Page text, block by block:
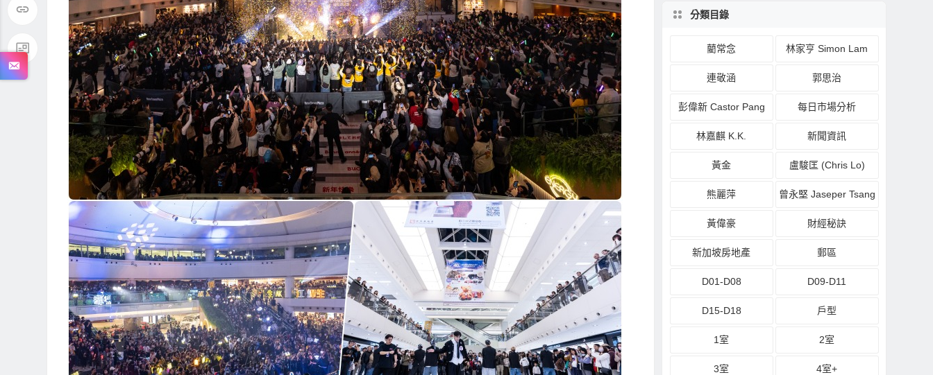
分類目錄
藺常念 林家亨 Simon Lam
連敬涵 郭思治
彭偉新 Castor Pang 每日市場分析
林嘉麒 K.K. 新聞資訊
黃金 盧駿匡 (Chris Lo)
熊麗萍 曾永堅 Jaseper Tsang
黃偉豪 財經秘訣
新加坡房地產 郵區
D01-D08 D09-D11
D15-D18 戶型
1室 2室
3室 4室+